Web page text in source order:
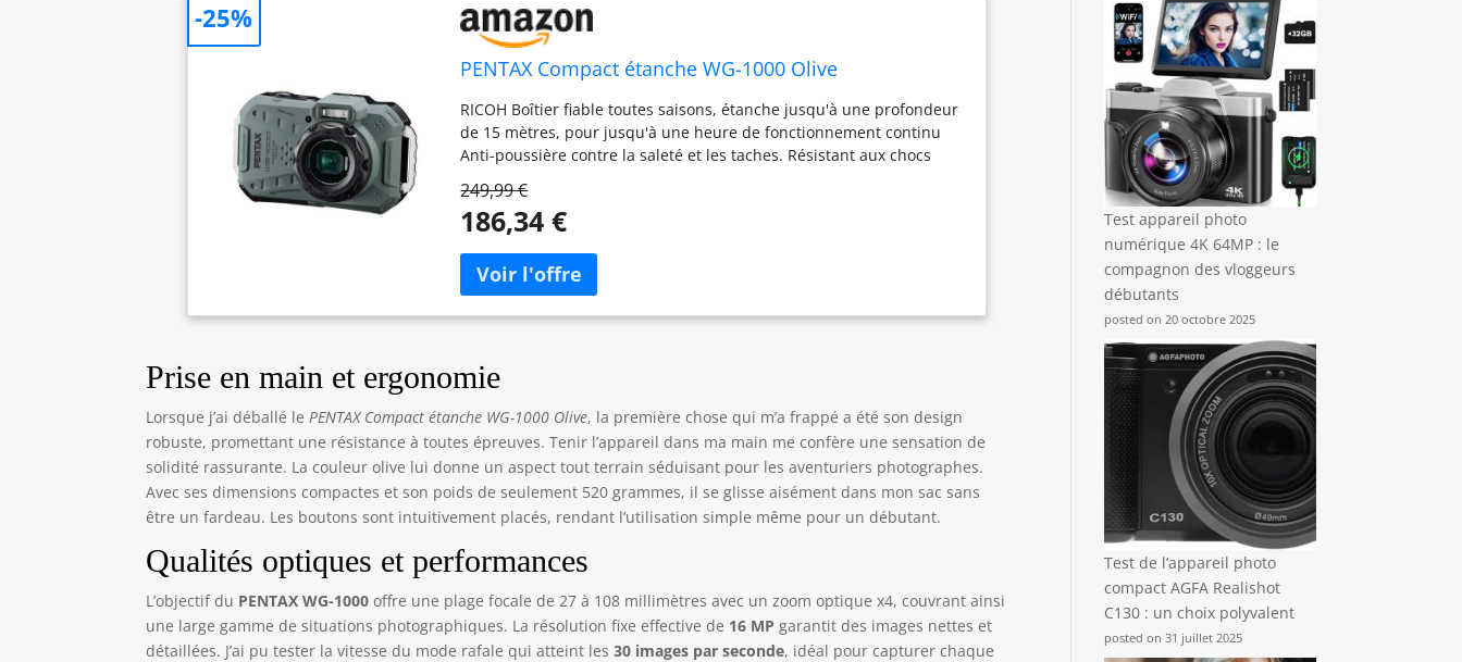
PENTAX Compact étanche WG-1000 Olive
RICOH Boîtier fiable toutes saisons, étanche jusqu'à une profondeur
de 15 mètres, pour jusqu'à une heure de fonctionnement continu
Anti-poussière contre la saleté et les taches. Résistant aux chocs
avec une haute résolution, même avec une sensibilité très élevée de
3 200 ISO. Objectif zoom optique 4x avec une couverture grand
dont le mode automatique, le mode manuel, le mode sous-marin et
le mode scène 20 modes de couleur pour ajouter la touche finale
souhaitée aux images capturées. Les modes incluent : noir et blanc,
l'éthanol, de l'hypochlorite de sodium (approuvé comme
désinfectant pour les additifs alimentaires) ou du dioxyde de chlore,
ce qui la rend sûre à utiliser dans les établissements médicaux et
sur le lieu de travail. Étui de protection O-CC180 (inclus dans les
accessoires standard) pour protéger le boîtier de l'appareil photo
des rayures La sangle mousqueton O-ST180 (incluse dans les
accessoires standard) est pratique pour transporter l'appareil photo
249,99 €
186,34 €
-25%
Prise en main et ergonomie
Lorsque j’ai déballé le PENTAX Compact étanche WG-1000 Olive, la première chose qui m’a frappé a été son design
robuste, promettant une résistance à toutes épreuves. Tenir l’appareil dans ma main me confère une sensation de
solidité rassurante. La couleur olive lui donne un aspect tout terrain séduisant pour les aventuriers photographes.
Avec ses dimensions compactes et son poids de seulement 520 grammes, il se glisse aisément dans mon sac sans
être un fardeau. Les boutons sont intuitivement placés, rendant l’utilisation simple même pour un débutant.
Qualités optiques et performances
L’objectif du PENTAX WG-1000 offre une plage focale de 27 à 108 millimètres avec un zoom optique x4, couvrant ainsi
une large gamme de situations photographiques. La résolution fixe effective de 16 MP garantit des images nettes et
détaillées. J’ai pu tester la vitesse du mode rafale qui atteint les30 images par seconde, idéal pour capturer chaque
Test appareil photo
numérique 4K 64MP : le
compagnon des vloggeurs
débutants
posted on 20 octobre 2025
Test de l’appareil photo
compact AGFA Realishot
C130 : un choix polyvalent
posted on 31 juillet 2025